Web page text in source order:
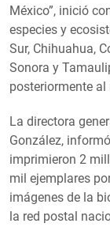
México”, inició
especies y
Sur, Chihuahua,
Sonora y
posteriormente
La directora
González,
imprimieron 2
mil ejemplares
imágenes de la
la red postal